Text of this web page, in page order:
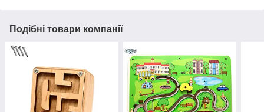
Подібні товари компанії